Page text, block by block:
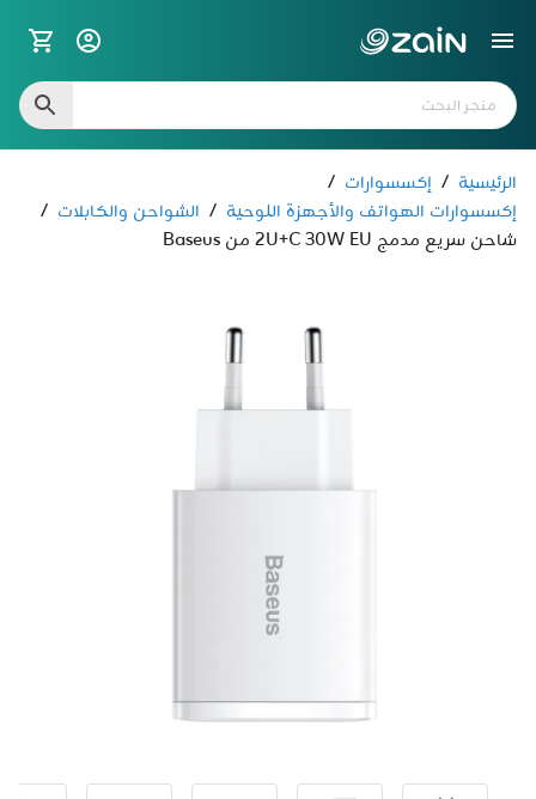
الرئيسية / إكسسوارات /
إكسسوارات الهواتف والأجهزة اللوحية / الشواحن والكابلات /
شاحن سريع مدمج 2U+C 30W EU من Baseus